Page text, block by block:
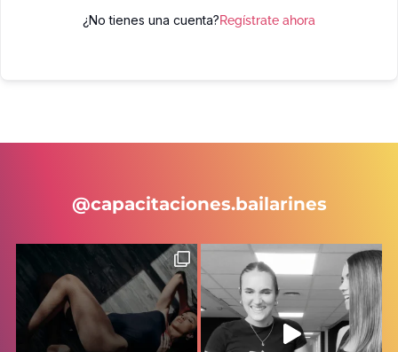
¿No tienes una cuenta?Regístrate ahora
@capacitaciones.bailarines